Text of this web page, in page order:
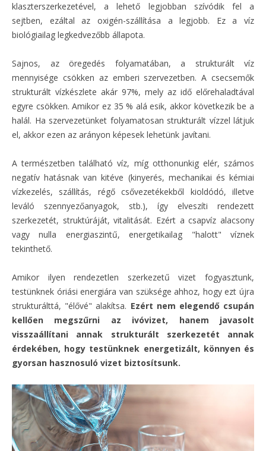
klaszterszerkezetével, a lehető legjobban szívódik fel a
sejtben, ezáltal az oxigén-szállítása a legjobb. Ez a víz
biológiailag legkedvezőbb állapota.
Sajnos, az öregedés folyamatában, a strukturált víz
mennyisége csökken az emberi szervezetben. A csecsemők
strukturált vízkészlete akár 97%, mely az idő előrehaladtával
egyre csökken. Amikor ez 35 % alá esik, akkor következik be a
halál. Ha szervezetünket folyamatosan strukturált vízzel látjuk
el, akkor ezen az arányon képesek lehetünk javítani.
A természetben található víz, míg otthonunkig elér, számos
negatív hatásnak van kitéve (kinyerés, mechanikai és kémiai
vízkezelés, szállítás, régő csővezetékekből kioldódó, illetve
leváló szennyezőanyagok, stb.), így elveszíti rendezett
szerkezetét, struktúráját, vitalitását. Ezért a csapvíz alacsony
vagy nulla energiaszintű, energetikailag "halott" víznek
tekinthető.
Amikor ilyen rendezetlen szerkezetű vizet fogyasztunk,
testünknek óriási energiára van szüksége ahhoz, hogy ezt újra
strukturálttá, "élővé" alakítsa. Ezért nem elegendő csupán
kellően megszűrni az ivóvizet, hanem javasolt
visszaállítani annak strukturált szerkezetét annak
érdekében, hogy testünknek energetizált, könnyen és
gyorsan hasznosuló vizet biztosítsunk.